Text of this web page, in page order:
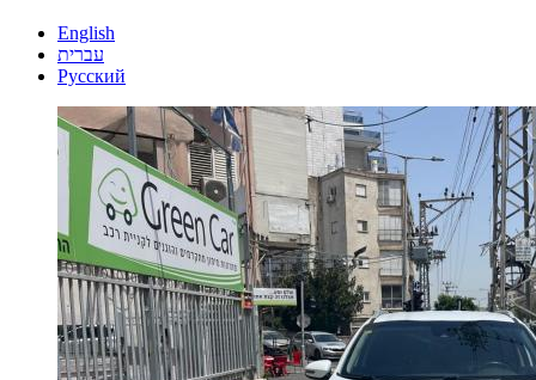
English
עברית
Русский